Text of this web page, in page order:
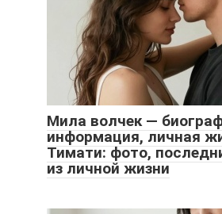
Мила волчек —
информация, личная
Тимати: фото,
из личной жизни